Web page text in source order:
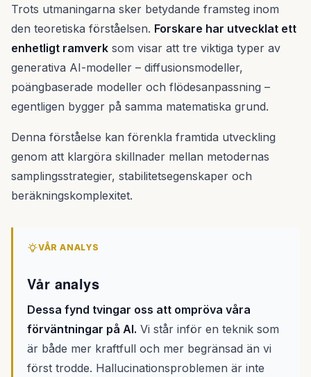
Trots utmaningarna sker betydande framsteg inom
den teoretiska förståelsen. Forskare har utvecklat ett
enhetligt ramverk som visar att tre viktiga typer av
generativa AI-modeller – diffusionsmodeller,
poängbaserade modeller och flödesanpassning –
egentligen bygger på samma matematiska grund.
Denna förståelse kan förenkla framtida utveckling
genom att klargöra skillnader mellan metodernas
samplingsstrategier, stabilitetsegenskaper och
beräkningskomplexitet.
VÅR ANALYS
Vår analys
Dessa fynd tvingar oss att ompröva våra
förväntningar på AI. Vi står inför en teknik som
är både mer kraftfull och mer begränsad än vi
först trodde. Hallucinationsproblemen är inte